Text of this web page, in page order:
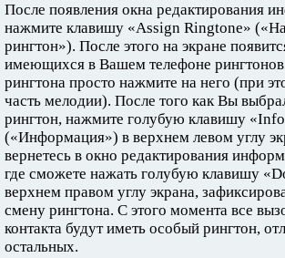
После появления окна редактирования
нажмите клавишу «Assign Ringtone»
рингтон»). После этого на экране
имеющихся в Вашем телефоне
рингтона просто нажмите на него (при
часть мелодии). После того как Вы
рингтон, нажмите голубую клавишу
(«Информация») в верхнем левом углу
вернетесь в окно редактирования
где сможете нажать голубую клавишу
верхнем правом углу экрана,
смену рингтона. С этого момента все
контакта будут иметь особый рингтон,
остальных.